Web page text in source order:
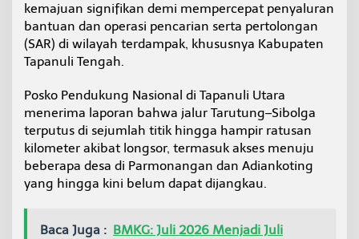
P
e
t
s
G
a
b
u
n
g
kemajuan signifikan demi mempercepat penyaluran
bantuan dan operasi pencarian serta pertolongan
(SAR) di wilayah terdampak, khususnya Kabupaten
Tapanuli Tengah.
Posko Pendukung Nasional di Tapanuli Utara
menerima laporan bahwa jalur Tarutung–Sibolga
terputus di sejumlah titik hingga hampir ratusan
kilometer akibat longsor, termasuk akses menuju
beberapa desa di Parmonangan dan Adiankoting
yang hingga kini belum dapat dijangkau.
Baca Juga : BMKG: Juli 2026 Menjadi Juli